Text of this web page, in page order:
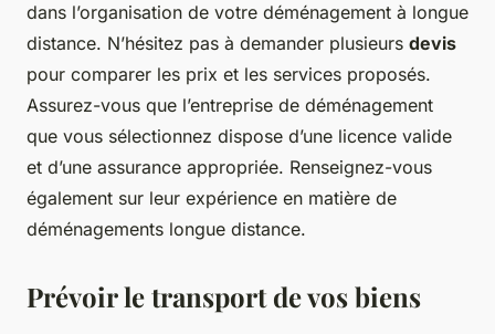
dans l’organisation de votre déménagement à longue
distance. N’hésitez pas à demander plusieurs devis
pour comparer les prix et les services proposés.
Assurez-vous que l’entreprise de déménagement
que vous sélectionnez dispose d’une licence valide
et d’une assurance appropriée. Renseignez-vous
également sur leur expérience en matière de
déménagements longue distance.
Prévoir le transport de vos biens